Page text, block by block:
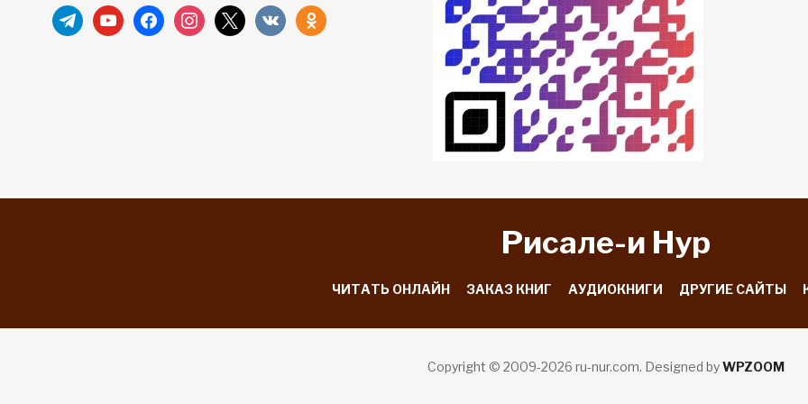
telegramyoutubefacebookinstagram
x vkontakteodnoklassniki
Рисале-и Hyp
ЧИТАТЬ ОНЛАЙН ЗАКАЗ КНИГ АУДИОКНИГИ ДРУГИЕ САЙТЫ
Copyright © 2009-2026 ru-nur.com. Designed byWPZOOM